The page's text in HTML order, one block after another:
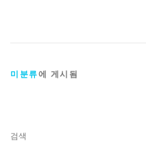
미분류에 게시됨
검색